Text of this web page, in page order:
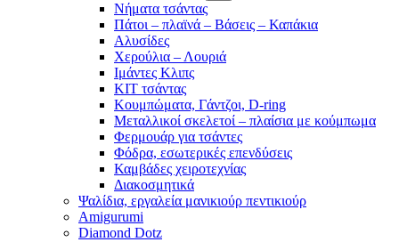
Νήματα τσάντας
Πάτοι – πλαϊνά – Βάσεις – Καπάκια
Αλυσίδες
Χερούλια – Λουριά
Ιμάντες Κλιπς
ΚΙΤ τσάντας
Κουμπώματα, Γάντζοι, D-ring
Μεταλλικοί σκελετοί – πλαίσια με κούμπωμα
Φερμουάρ για τσάντες
Φόδρα, εσωτερικές επενδύσεις
Καμβάδες χειροτεχνίας
Διακοσμητικά
Ψαλίδια, εργαλεία μανικιούρ πεντικιούρ
Amigurumi
Diamond Dotz